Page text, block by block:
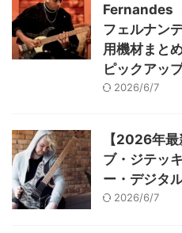
Fernandes
フェルナン
用機材まと
ピックアッ
2026/6/7
【2026年
ブ・ジテッ
ー・デジタ
2026/6/7